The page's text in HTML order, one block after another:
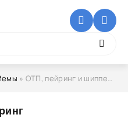
» ОТП, пейринг и шипперинг